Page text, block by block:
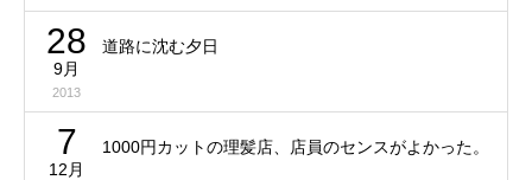
28
9月
2013
道路に沈む夕日
7
12月
1000円カットの理髪店、店員のセンスがよかった。